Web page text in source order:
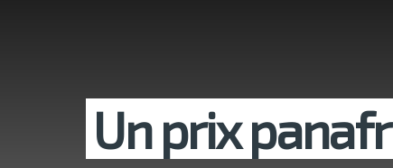
Un prix